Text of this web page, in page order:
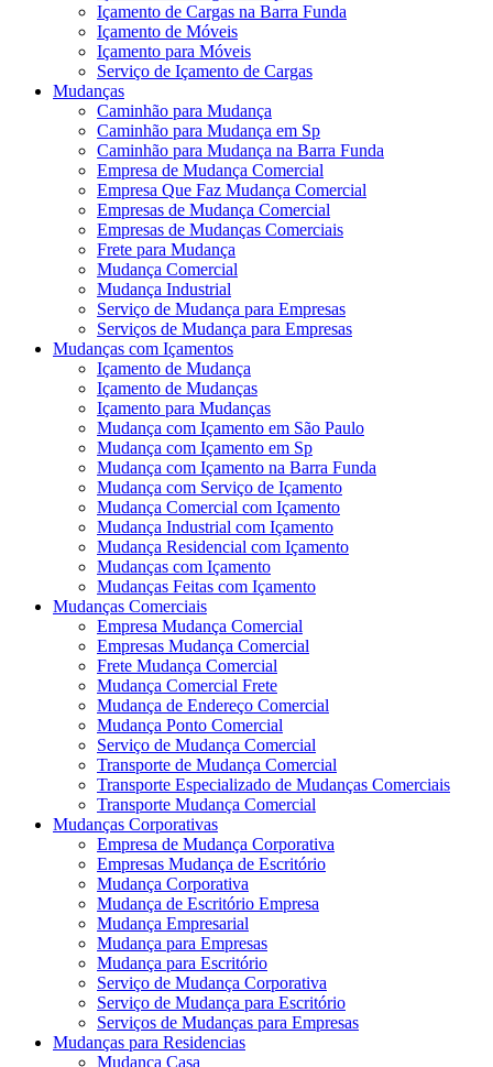
Içamento de Cargas na Barra Funda
Içamento de Móveis
Içamento para Móveis
Serviço de Içamento de Cargas
Mudanças
Caminhão para Mudança
Caminhão para Mudança em Sp
Caminhão para Mudança na Barra Funda
Empresa de Mudança Comercial
Empresa Que Faz Mudança Comercial
Empresas de Mudança Comercial
Empresas de Mudanças Comerciais
Frete para Mudança
Mudança Comercial
Mudança Industrial
Serviço de Mudança para Empresas
Serviços de Mudança para Empresas
Mudanças com Içamentos
Içamento de Mudança
Içamento de Mudanças
Içamento para Mudanças
Mudança com Içamento em São Paulo
Mudança com Içamento em Sp
Mudança com Içamento na Barra Funda
Mudança com Serviço de Içamento
Mudança Comercial com Içamento
Mudança Industrial com Içamento
Mudança Residencial com Içamento
Mudanças com Içamento
Mudanças Feitas com Içamento
Mudanças Comerciais
Empresa Mudança Comercial
Empresas Mudança Comercial
Frete Mudança Comercial
Mudança Comercial Frete
Mudança de Endereço Comercial
Mudança Ponto Comercial
Serviço de Mudança Comercial
Transporte de Mudança Comercial
Transporte Especializado de Mudanças Comerciais
Transporte Mudança Comercial
Mudanças Corporativas
Empresa de Mudança Corporativa
Empresas Mudança de Escritório
Mudança Corporativa
Mudança de Escritório Empresa
Mudança Empresarial
Mudança para Empresas
Mudança para Escritório
Serviço de Mudança Corporativa
Serviço de Mudança para Escritório
Serviços de Mudanças para Empresas
Mudanças para Residencias
Mudança Casa